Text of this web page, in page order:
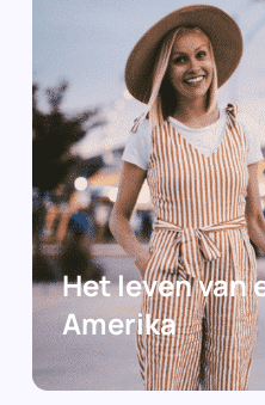
Het leven van
Amerika